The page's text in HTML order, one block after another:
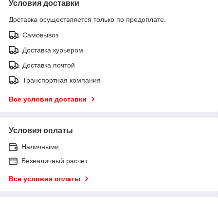
Условия доставки
Доставка осуществляется только по предоплате.
Самовывоз
Доставка курьером
Доставка почтой
Транспортная компания
Все условия доставки
Условия оплаты
Наличными
Безналичный расчет
Все условия оплаты